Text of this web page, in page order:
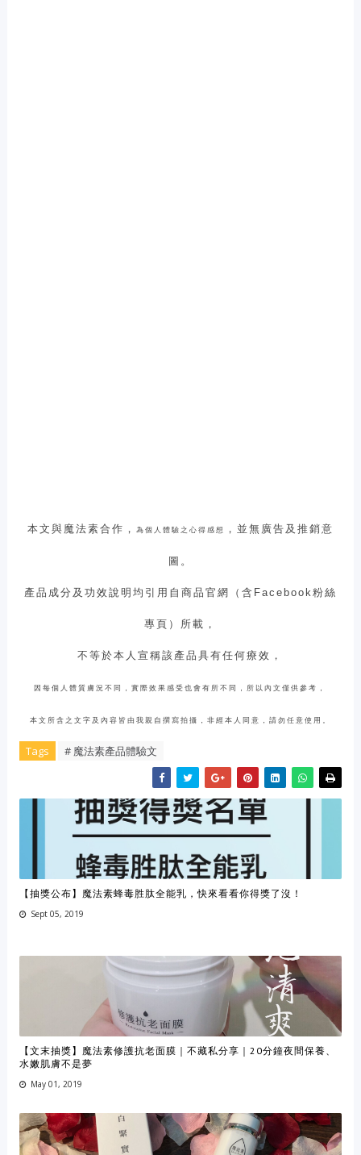
本文與魔法素合作， 為個人體驗之心得感想 ，並無廣告及推銷意
圖。
產品成分及功效說明均引用自商品官網（含 Facebook粉絲
專頁）所載，
不等於本人宣稱該產品具有任何療效，
因每個人體質膚況不同，實際效果感受也會有所不同，所以內文僅供參考，
本文所含之文字及內容皆由我親自撰寫拍攝，非經本人同意，請勿任意使用。
Tags # 魔法素產品體驗文
【抽獎公布】魔法素蜂毒胜肽全能乳，快來看看你得獎了沒！
Sept 05, 2019
【文末抽獎】魔法素修護抗老面膜｜不藏私分享｜20分鐘夜間保養、
水嫩肌膚不是夢
May 01, 2019